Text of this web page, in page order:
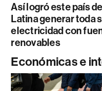
Así logró este país
Latina generar toda
electricidad con
renovables
Económicas e